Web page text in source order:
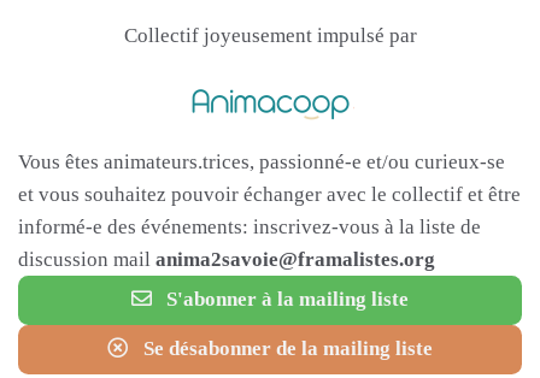
Collectif joyeusement impulsé par
Vous êtes animateurs.trices, passionné-e et/ou curieux-se
et vous souhaitez pouvoir échanger avec le collectif et être
informé-e des événements: inscrivez-vous à la liste de
discussion mail anima2savoie@framalistes.org
S'abonner à la mailing liste
Se désabonner de la mailing liste